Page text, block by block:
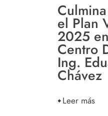
el Plan
2025
Centro
Ing.
Chávez
Leer más